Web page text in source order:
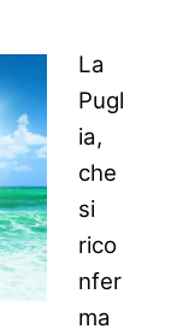
La
Pugl
ia,
che
si
rico
nfer
ma